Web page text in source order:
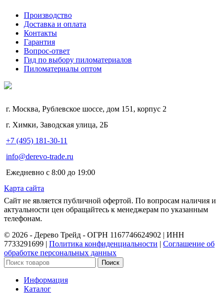
Производство
Доставка и оплата
Контакты
Гарантия
Вопрос-ответ
Гид по выбору пиломатериалов
Пиломатериалы оптом
г. Москва, Рублевское шоссе, дом 151, корпус 2
г. Химки, Заводская улица, 2Б
+7 (495) 181-30-11
info@derevo-trade.ru
Ежедневно с 8:00 до 19:00
Карта сайта
Сайт не является публичной офертой. По вопросам наличия и
актуальности цен обращайтесь к менеджерам по указанным
телефонам.
©️ 2026 - Дерево Трейд - ОГРН 1167746624902 | ИНН
7733291699 | Политика конфиденциальности | Соглашение об
обработке персональных данных
Поиск
Информация
Каталог